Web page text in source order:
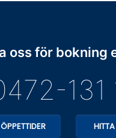
oss för bokning
131
ÖPPETTIDER